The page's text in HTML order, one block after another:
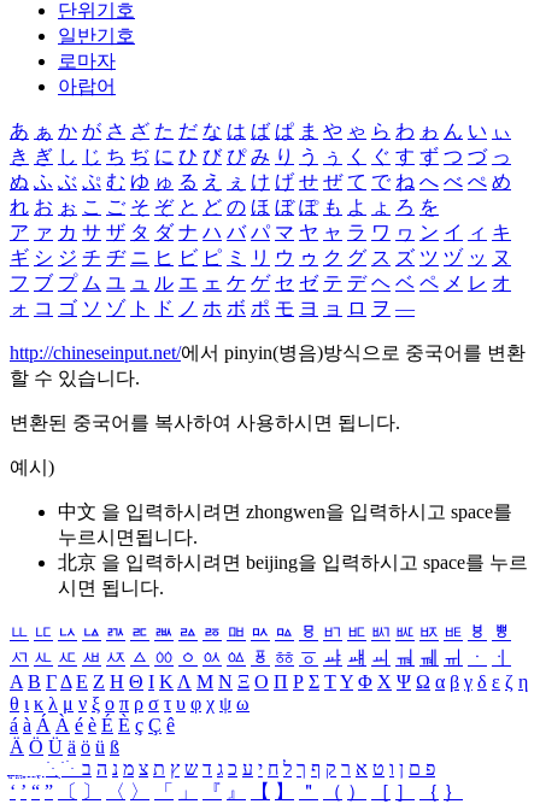
단위기호
일반기호
로마자
아랍어
あ ぁ か が さ ざ た だ な は ば ぱ ま や ゃ ら わ ゎ ん い ぃ
き ぎ し じ ち ぢ に ひ び ぴ み り う ぅ く ぐ す ず つ づ っ
ぬ ふ ぶ ぷ む ゆ ゅ る え ぇ け げ せ ぜ て で ね へ べ ぺ め
れ お ぉ こ ご そ ぞ と ど の ほ ぼ ぽ も よ ょ ろ を
ア ァ カ サ ザ タ ダ ナ ハ バ パ マ ヤ ャ ラ ワ ヮ ン イ ィ キ
ギ シ ジ チ ヂ ニ ヒ ビ ピ ミ リ ウ ゥ ク グ ス ズ ツ ヅ ッ ヌ
フ ブ プ ム ユ ュ ル エ ェ ケ ゲ セ ゼ テ デ ヘ ベ ペ メ レ オ
ォ コ ゴ ソ ゾ ト ド ノ ホ ボ ポ モ ヨ ョ ロ ヲ ―
http://chineseinput.net/에서 pinyin(병음)방식으로 중국어를 변환
할 수 있습니다.
변환된 중국어를 복사하여 사용하시면 됩니다.
예시)
中文 을 입력하시려면 zhongwen을 입력하시고 space를
누르시면됩니다.
北京 을 입력하시려면 beijing을 입력하시고 space를 누르
시면 됩니다.
ㅥ ㅦ ㅧ ㅨ ㅩ ㅪ ㅫ ㅬ ㅭ ㅮ ㅯ ㅰ ㅱ ㅲ ㅳ ㅴ ㅵ ㅶ ㅷ ㅸ
ㅹ
ㅺ ㅻ ㅼ ㅽ ㅾ ㅿ ㆀ ㆁ ㆂ ㆃ ㆄ ㆅ ㆆ ㆇ ㆈ ㆉ ㆊ ㆋ ㆌ ㆍ
ㆎ
Α Β ΓΔ Ε Ζ Η Θ Ι ΚΛ Μ Ν Ξ Ο Π Ρ Σ ΤΥ Φ Χ Ψ Ω α β γ δ ε ζ η
θ ι κ λ μ ν ξ ο π ρ σ τ υ φ χ ψ ω
á à Á À é è É È ç Ç ê
Ä Ö Ü ä ö ü ß
ִֶֹ ֻּ ׁׂ פ ם ן ו ט א ר ק ף ך ל ח י ע כ ג ד ש ץ ת צ מ נ ה ב
‘ ’ “ ” 〔 〕 〈 〉 「 」 『 』 【 】 ＂ （ ） ［ ］ ｛ ｝